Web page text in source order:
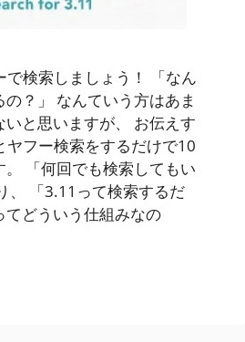
で検索しましょう！ 「なん
？」 なんていう方はあま
いと思いますが、 お伝えす
ヤフー検索をするだけで10
「何回でも検索してもい
、 「3.11って検索するだ
てどういう仕組みなの